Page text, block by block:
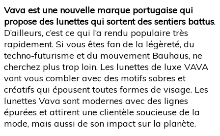
Vava est une nouvelle marque portugaise qui
propose des lunettes qui sortent des sentiers battus.
D’ailleurs, c’est ce qui l‘a rendu populaire très
rapidement. Si vous êtes fan de la légèreté, du
techno-futurisme et du mouvement Bauhaus, ne
cherchez plus trop loin. Les lunettes de luxe VAVA
vont vous combler avec des motifs sobres et
créatifs qui épousent toutes formes de visage. Les
lunettes Vava sont modernes avec des lignes
épurées et attirent une clientèle soucieuse de la
mode, mais aussi de son impact sur la planète.